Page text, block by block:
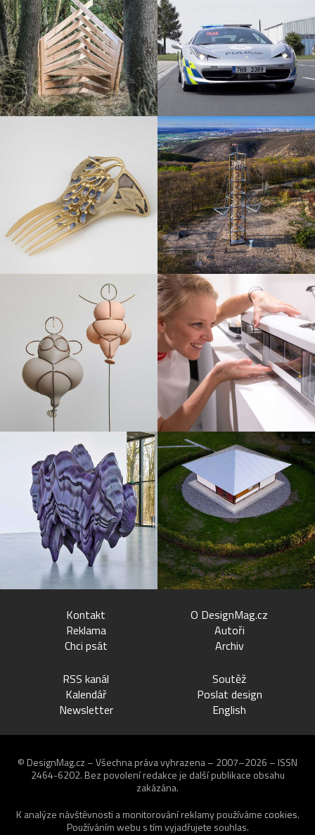
Kontakt
Reklama
Chci psát
O DesignMag.cz
Autoři
Archiv
RSS kanál
Kalendář
Newsletter
Soutěž
Poslat design
English
© DesignMag.cz – Všechna práva vyhrazena – 2007–2026 – ISSN
2464-6202. Bez povolení redakce je další publikace obsahu
zakázána.
K analýze návštěvnosti a monitorování reklamy používáme cookies.
Používáním webu s tím vyjadřujete souhlas.